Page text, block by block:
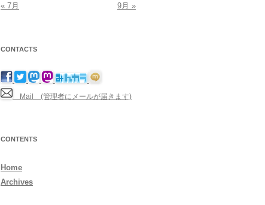
« 7月
9月 »
CONTACTS
Mail (管理者にメールが届きます)
CONTENTS
Home
Archives